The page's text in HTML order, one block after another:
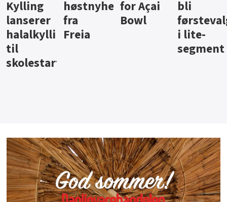
for Açai
Bowl
bli
førstevalg
i lite-
jus fra
Berentsen
iste fra
Hansa